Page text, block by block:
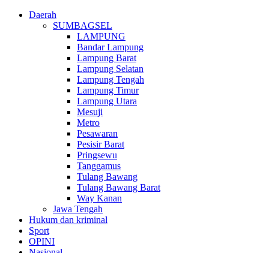
Daerah
SUMBAGSEL
LAMPUNG
Bandar Lampung
Lampung Barat
Lampung Selatan
Lampung Tengah
Lampung Timur
Lampung Utara
Mesuji
Metro
Pesawaran
Pesisir Barat
Pringsewu
Tanggamus
Tulang Bawang
Tulang Bawang Barat
Way Kanan
Jawa Tengah
Hukum dan kriminal
Sport
OPINI